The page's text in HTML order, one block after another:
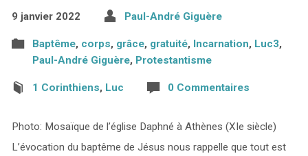
9 janvier 2022 Paul-André Giguère
Baptême, corps, grâce, gratuité, Incarnation, Luc3,
Paul-André Giguère, Protestantisme
1 Corinthiens, Luc 0 Commentaires
Photo: Mosaïque de l’église Daphné à Athènes (XIe siècle)
L’évocation du baptême de Jésus nous rappelle que tout est